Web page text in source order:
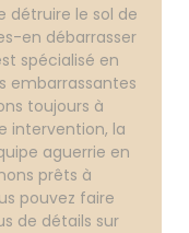
détruire le sol de
en débarrasser
spécialisé en
embarrassantes
toujours à
intervention, la
aguerrie en
prêts à
pouvez faire
de détails sur